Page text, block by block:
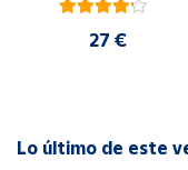
Canarias,
27 €
Lo último de este